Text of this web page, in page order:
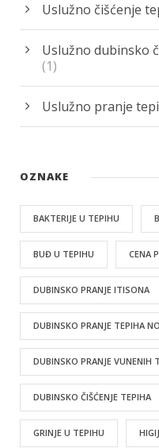
Uslužno čišćenje
Uslužno dubinsko
(1)
Uslužno pranje
OZNAKE
BAKTERIJE U TEPIHU
BUĐ U TEPIHU CENA
DUBINSKO PRANJE ITISONA
DUBINSKO PRANJE TEPIHA
DUBINSKO PRANJE VUNENIH
DUBINSKO ČIŠĆENJE TEPIHA
GRINJE U TEPIHU